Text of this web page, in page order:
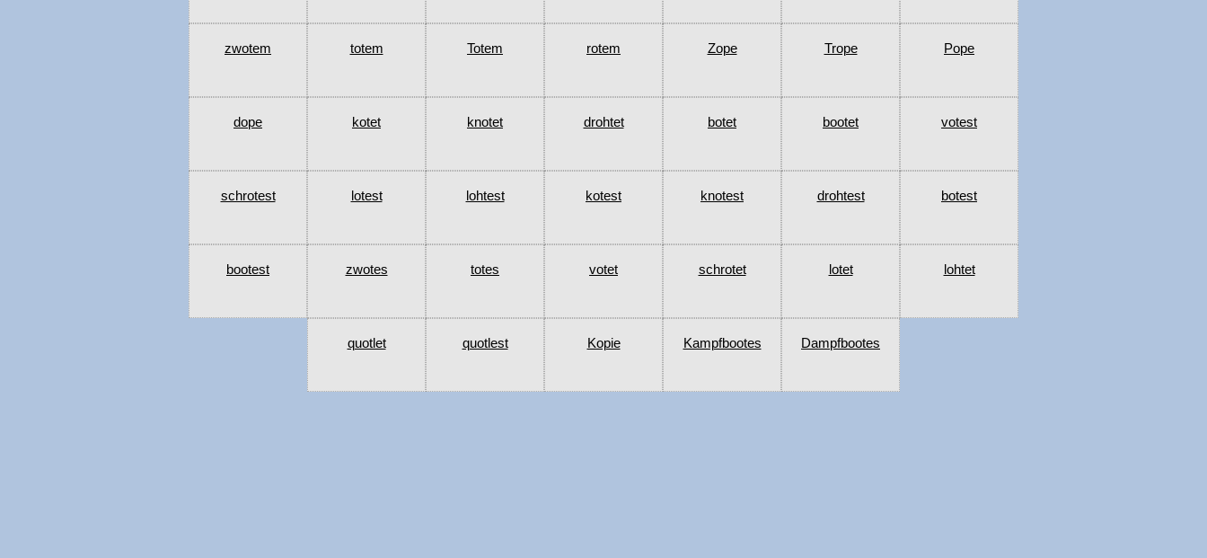
zwotem totem Totem rotem Zope Trope Pope
dope kotet knotet drohtet botet bootet votest
schrotest lotest lohtest kotest knotest drohtest botest
bootest zwotes totes votet schrotet lotet lohtet
quotlet quotlest Kopie Kampfbootes Dampfbootes